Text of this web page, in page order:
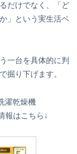
だけでなく、「ど
」という実生活ベ
一台を具体的に判
掘り下げます。
濯乾燥機
報はこちら↓